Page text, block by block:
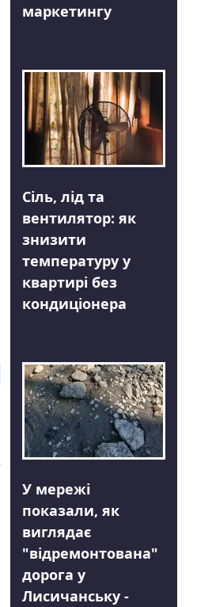
маркетингу
Сіль, лід та
вентилятор: як
знизити
температуру у
квартирі без
кондиціонера
У мережі
показали, як
виглядає
"відремонтована"
дорога у
Лисичанську -